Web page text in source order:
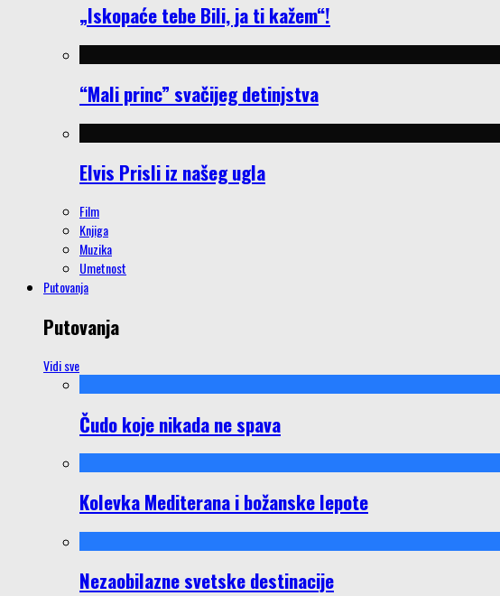
„Iskopaće tebe Bili, ja ti kažem“!
“Mali princ” svačijeg detinjstva
Elvis Prisli iz našeg ugla
Film
Knjiga
Muzika
Umetnost
Putovanja
Putovanja
Vidi sve
Čudo koje nikada ne spava
Kolevka Mediterana i božanske lepote
Nezaobilazne svetske destinacije